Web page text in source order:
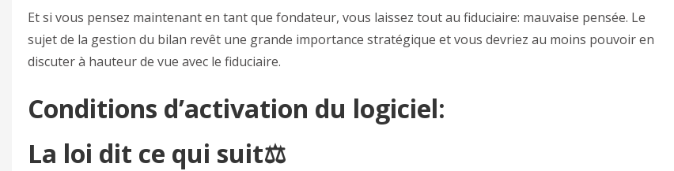
Et si vous pensez maintenant en tant que fondateur, vous laissez tout au fiduciaire: mauvaise pensée. Le
sujet de la gestion du bilan revêt une grande importance stratégique et vous devriez au moins pouvoir en
discuter à hauteur de vue avec le fiduciaire.
Conditions d’activation du logiciel:
La loi dit ce qui suit⚖️